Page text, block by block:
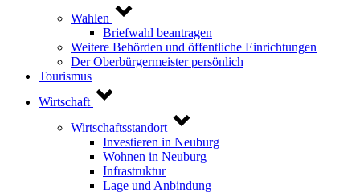
Wahlen
Briefwahl beantragen
Weitere Behörden und öffentliche Einrichtungen
Der Oberbürgermeister persönlich
Tourismus
Wirtschaft
Wirtschaftsstandort
Investieren in Neuburg
Wohnen in Neuburg
Infrastruktur
Lage und Anbindung